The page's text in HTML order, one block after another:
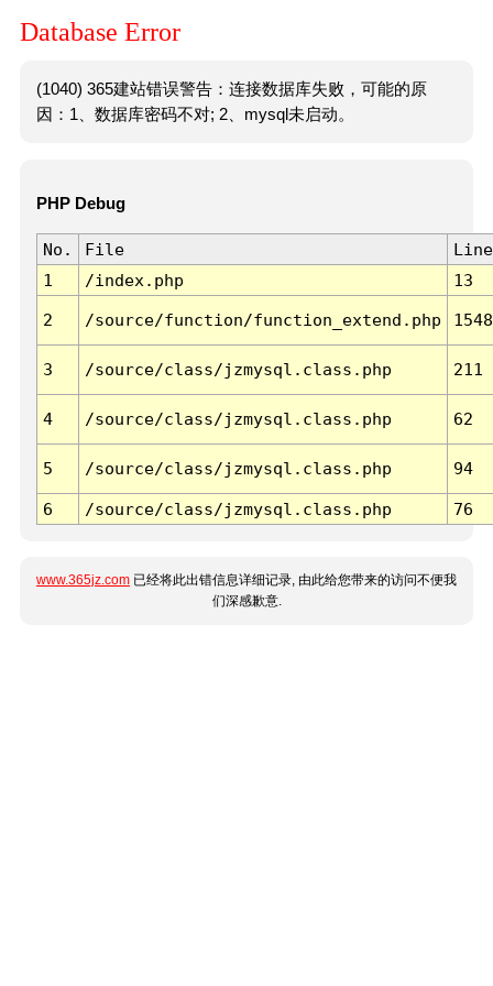
Database Error
(1040) 365建站错误警告：连接数据库失败，可能的原
因：1、数据库密码不对; 2、mysql未启动。
PHP Debug
No. File
Line
1
/index.php 13
2 /source/function/function_extend.php 1548
3 /source/class/jzmysql.class.php 211
4 /source/class/jzmysql.class.php 62
5 /source/class/jzmysql.class.php 94
6 /source/class/jzmysql.class.php 76
www.365jz.com 已经将此出错信息详细记录, 由此给您带来的访问不便我
们深感歉意.